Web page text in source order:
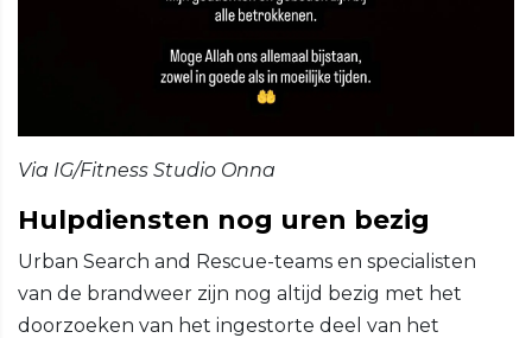
Via IG/Fitness Studio Onna
Hulpdiensten nog uren bezig
Urban Search and Rescue-teams en specialisten
van de brandweer zijn nog altijd bezig met het
doorzoeken van het ingestorte deel van het